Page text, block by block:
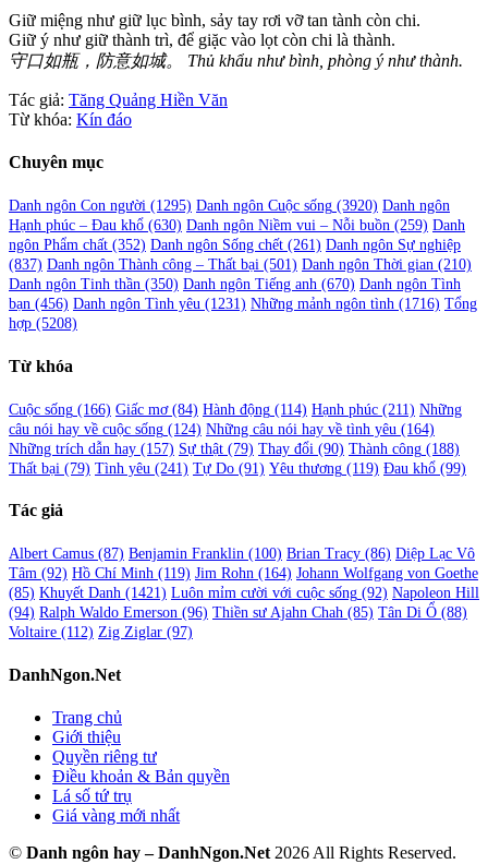
Giữ miệng như giữ lục bình, sảy tay rơi vỡ tan tành còn chi.
Giữ ý như giữ thành trì, để giặc vào lọt còn chi là thành.
守口如瓶，防意如城。 Thủ khẩu như bình, phòng ý như thành.
Tác giả: Tăng Quảng Hiền Văn
Từ khóa: Kín đáo
Chuyên mục
Danh ngôn Con người (1295) Danh ngôn Cuộc sống (3920) Danh ngôn
Hạnh phúc – Đau khổ (630) Danh ngôn Niềm vui – Nỗi buồn (259) Danh
ngôn Phẩm chất (352) Danh ngôn Sống chết (261) Danh ngôn Sự nghiệp
(837) Danh ngôn Thành công – Thất bại (501) Danh ngôn Thời gian (210)
Danh ngôn Tinh thần (350) Danh ngôn Tiếng anh (670) Danh ngôn Tình
bạn (456) Danh ngôn Tình yêu (1231) Những mảnh ngôn tình (1716) Tổng
hợp (5208)
Từ khóa
Cuộc sống (166) Giấc mơ(84) Hành động (114) Hạnh phúc (211) Những
câu nói hay về cuộc sống (124) Những câu nói hay về tình yêu (164)
Những trích dẫn hay (157) Sự thật (79) Thay đổi (90) Thành công (188)
Thất bại (79) Tình yêu (241) Tự Do (91) Yêu thương (119) Đau khổ (99)
Tác giả
Albert Camus (87) Benjamin Franklin (100) Brian Tracy (86) Diệp Lạc Vô
Tâm (92) Hồ Chí Minh (119) Jim Rohn (164) Johann Wolfgang von Goethe
(85) Khuyết Danh (1421) Luôn mỉm cười với cuộc sống (92) Napoleon Hill
(94) Ralph Waldo Emerson (96) Thiền sư Ajahn Chah (85) Tân Di Ổ (88)
Voltaire (112) Zig Ziglar (97)
DanhNgon.Net
Trang chủ
Giới thiệu
Quyền riêng tư
Điều khoản & Bản quyền
Lá số tứ trụ
Giá vàng mới nhất
© Danh ngôn hay – DanhNgon.Net 2026 All Rights Reserved.